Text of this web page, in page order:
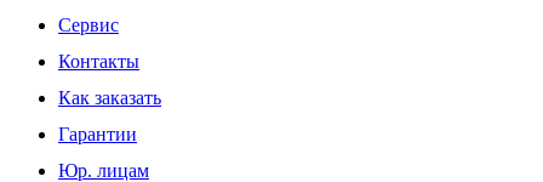
Сервис
Контакты
Как заказать
Гарантии
Юр. лицам